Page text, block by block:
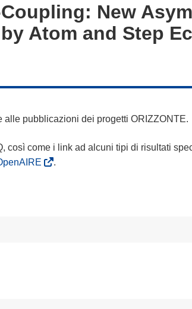
New
Atom and Step
pubblicazioni dei progetti ORIZZONTE.
così come i link ad alcuni tipi di risultati
.